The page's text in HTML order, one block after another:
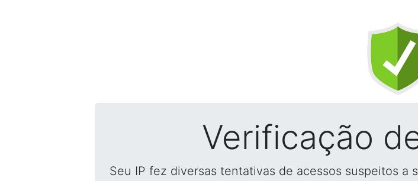
Verificação
Seu IP fez diversas tentativas de acessos suspeitos a